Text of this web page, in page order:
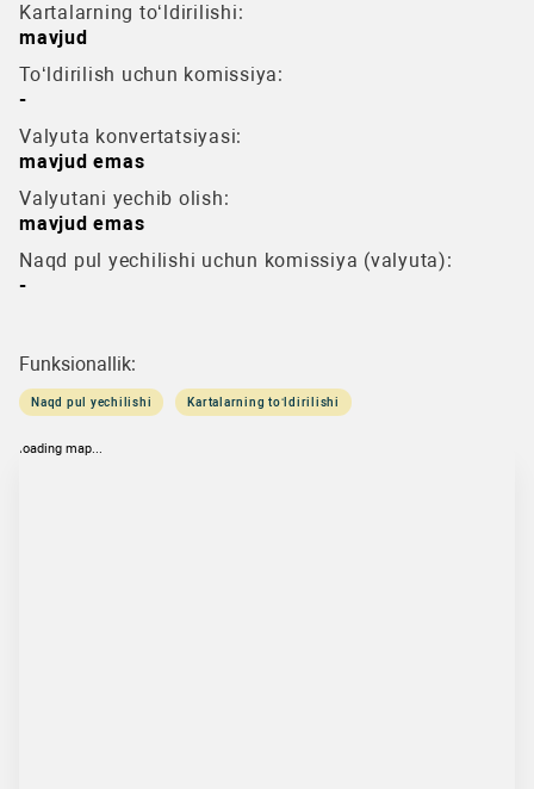
Kartalarning to‘ldirilishi:
mavjud
To‘ldirilish uchun komissiya:
-
Valyuta konvertatsiyasi:
mavjud emas
Valyutani yechib olish:
mavjud emas
Naqd pul yechilishi uchun komissiya (valyuta):
-
Funksionallik:
Naqd pul yechilishi Kartalarning to‘ldirilishi
loading map...